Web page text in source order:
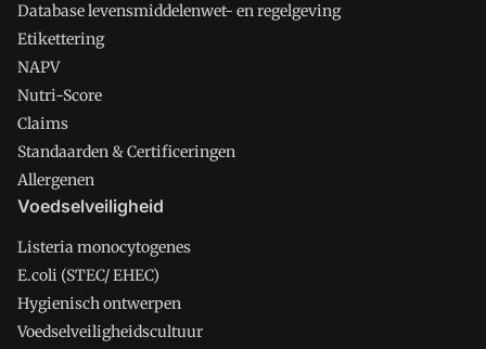
Database levensmiddelenwet- en regelgeving
Etikettering
NAPV
Nutri-Score
Claims
Standaarden & Certificeringen
Allergenen
Voedselveiligheid
Listeria monocytogenes
E.coli (STEC/ EHEC)
Hygienisch ontwerpen
Voedselveiligheidscultuur